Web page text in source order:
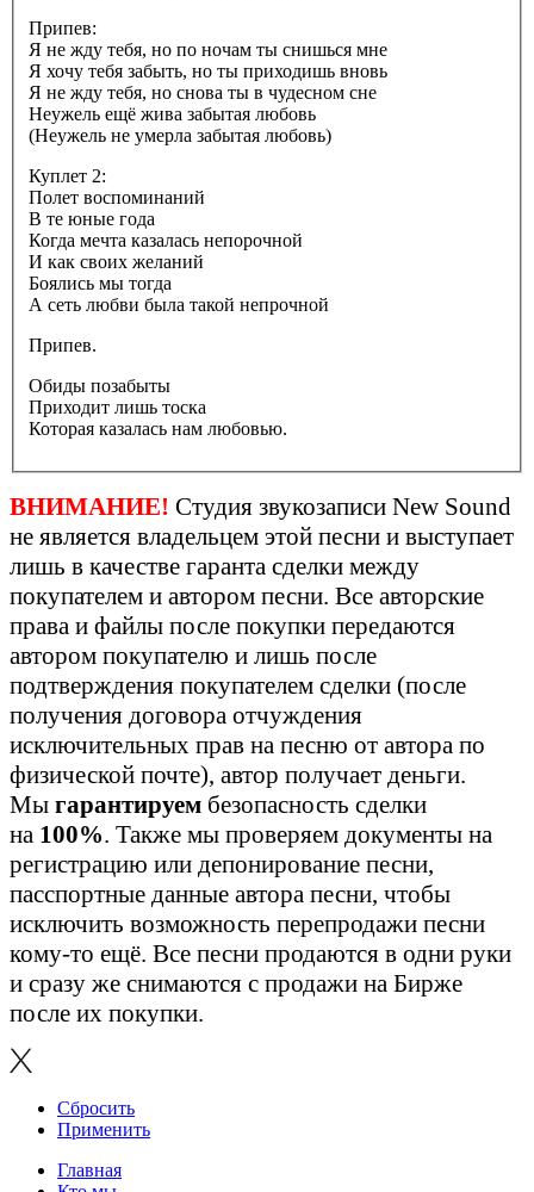
Припев:
Я не жду тебя, но по ночам ты снишься мне
Я хочу тебя забыть, но ты приходишь вновь
Я не жду тебя, но снова ты в чудесном сне
Неужель ещё жива забытая любовь
(Неужель не умерла забытая любовь)
Куплет 2:
Полет воспоминаний
В те юные года
Когда мечта казалась непорочной
И как своих желаний
Боялись мы тогда
А сеть любви была такой непрочной
Припев.
Обиды позабыты
Приходит лишь тоска
Которая казалась нам любовью.
ВНИМАНИЕ! Студия звукозаписи New Sound
не является владельцем этой песни и выступает
лишь в качестве гаранта сделки между
покупателем и автором песни. Все авторские
права и файлы после покупки передаются
автором покупателю и лишь после
подтверждения покупателем сделки (после
получения договора отчуждения
исключительных прав на песню от автора по
физической почте), автор получает деньги.
Мы гарантируем безопасность сделки
на 100%. Также мы проверяем документы на
регистрацию или депонирование песни,
пасспортные данные автора песни, чтобы
исключить возможность перепродажи песни
кому-то ещё. Все песни продаются в одни руки
и сразу же снимаются с продажи на Бирже
после их покупки.
Сбросить
Применить
Главная